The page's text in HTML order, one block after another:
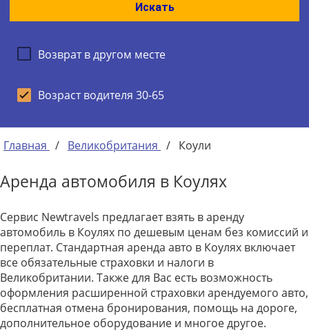
Искать
Возврат в другом месте
Возраст водителя 30-65
Главная / Великобритания / Коули
Аренда автомобиля в Коулях
Сервис Newtravels предлагает взять в аренду
автомобиль в Коулях по дешевым ценам без комиссий и
переплат. Стандартная аренда авто в Коулях включает
все обязательные страховки и налоги в
Великобритании. Также для Вас есть возможность
оформления расширенной страховки арендуемого авто,
бесплатная отмена бронирования, помощь на дороге,
дополнительное оборудование и многое другое.